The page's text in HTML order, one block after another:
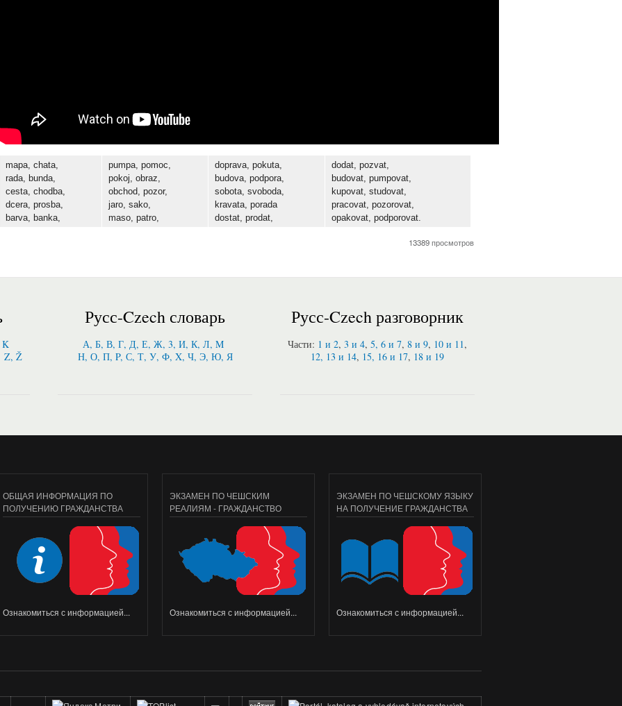
mара, chata,
rada, bunda,
cesta, chodba,
dcera, prosba,
barva, banka,
pumpa, pomoc,
pokoj, obraz,
obchod, pozor,
jaro, sako,
maso, patro,
doprava, pokuta,
budova, podpora,
sobota, svoboda,
kravata, porada
dostat, prodat,
dodat, pozvat,
budovat, pumpovat,
kupovat, studovat,
pracovat, pozorovat,
opakovat, podporovat.
13389 просмотров
K
Z, Ž
Русс-Czech словарь
А, Б, В, Г, Д, Е, Ж, 3, И, К, Л, M
Н, О, П, P, С, Т, У, Ф, X, Ч, Э, Ю, Я
Русс-Czech разговорник
Части: 1 и 2, 3 и 4, 5, 6 и 7, 8 и 9, 10 и 11,
12, 13 и 14, 15, 16 и 17, 18 и 19
ОБЩАЯ ИНФОРМАЦИЯ ПО
ПОЛУЧЕНИЮ ГРАЖДАНСТВА
Ознакомиться с информацией...
ЭКЗАМЕН ПО ЧЕШСКИМ
РЕАЛИЯМ - ГРАЖДАНСТВО
Ознакомиться с информацией...
ЭКЗАМЕН ПО ЧЕШСКОМУ ЯЗЫКУ
НА ПОЛУЧЕНИЕ ГРАЖДАНСТВА
Ознакомиться с информацией...